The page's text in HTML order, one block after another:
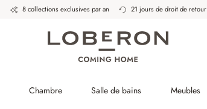
8 collections exclusives par an 21 jours de droit de retour
Chambre Salle de bains Meubles